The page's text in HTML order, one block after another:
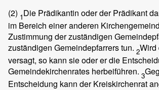
(2) 1Die Prädikantin oder der Prädikant
im Bereich einer anderen
Zustimmung der zuständigen
zuständigen Gemeindepfarrers tun. 2Wird
versagt, so kann sie oder er die
Gemeindekirchenrates herbeiführen. 3
Entscheidung kann der Kreiskirchenrat